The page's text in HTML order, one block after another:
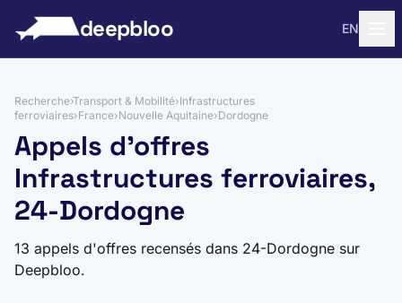
deepbloo EN
Recherche›Transport & Mobilité›Infrastructures
ferroviaires›France›Nouvelle Aquitaine›Dordogne
Appels d'offres
Infrastructures ferroviaires,
24-Dordogne
13 appels d'offres recensés dans 24-Dordogne sur
Deepbloo.